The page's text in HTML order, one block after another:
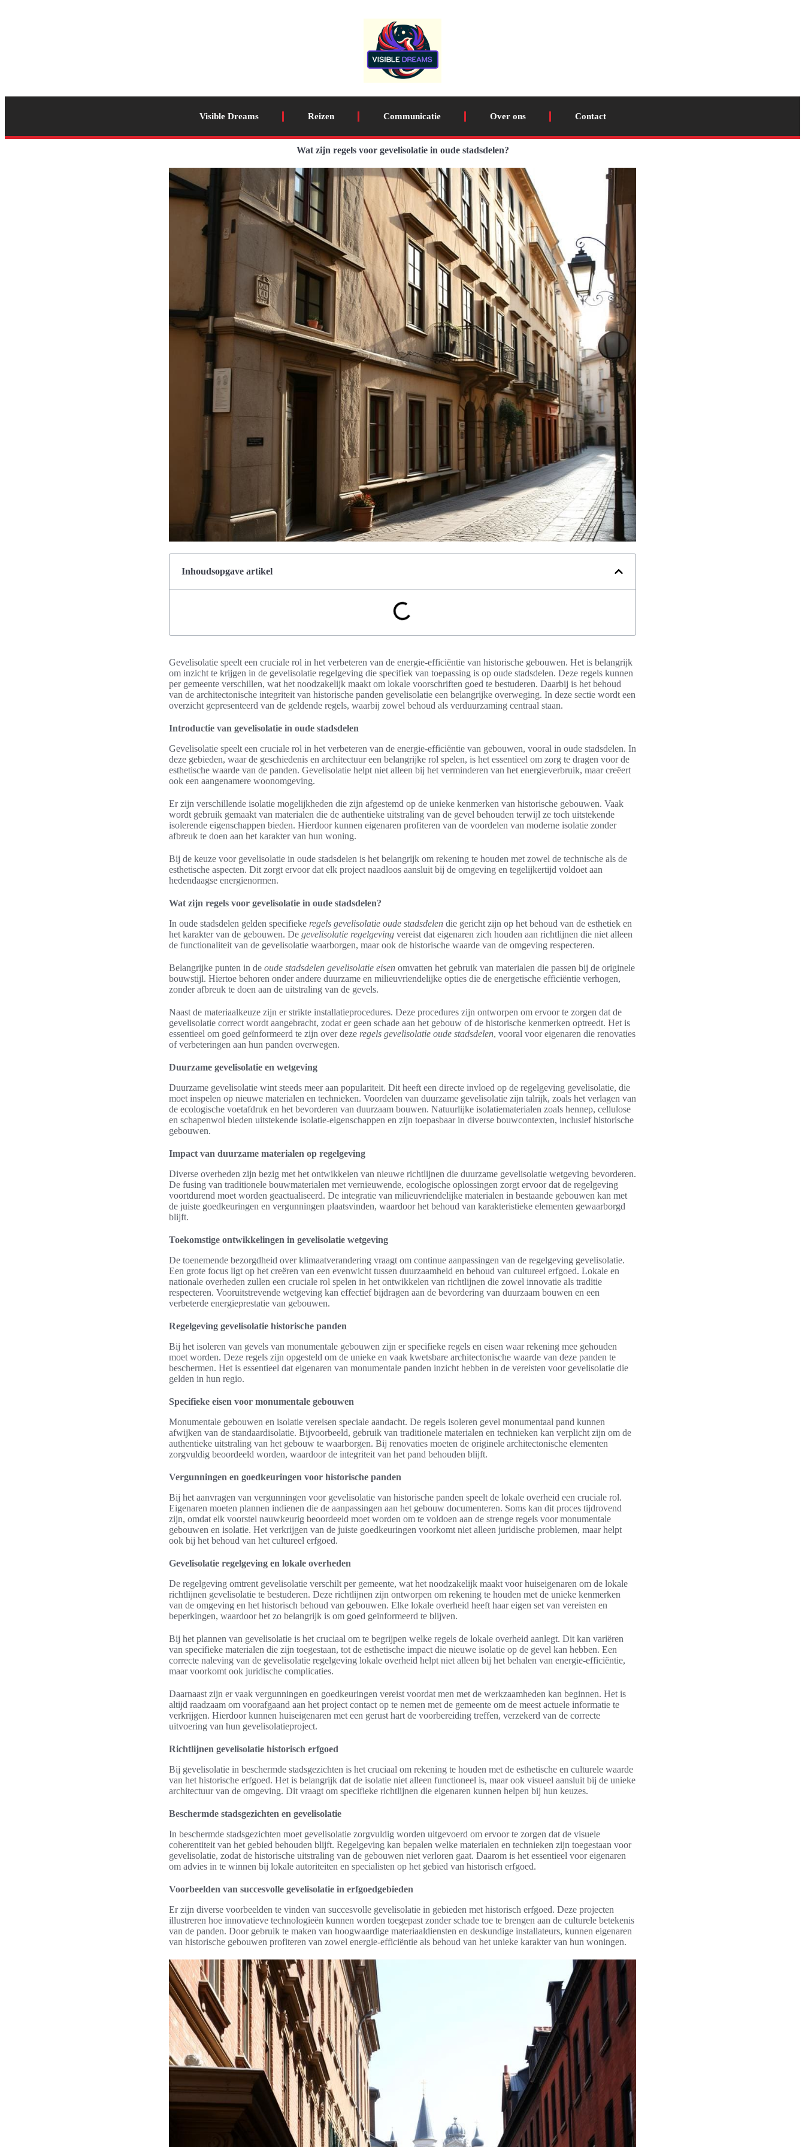
Visible Dreams Reizen Communicatie Over ons Contact
Wat zijn regels voor gevelisolatie in oude stadsdelen?
Inhoudsopgave artikel
Gevelisolatie speelt een cruciale rol in het verbeteren van de energie-efficiëntie van historische gebouwen. Het is belangrijk
om inzicht te krijgen in de gevelisolatie regelgeving die specifiek van toepassing is op oude stadsdelen. Deze regels kunnen
per gemeente verschillen, wat het noodzakelijk maakt om lokale voorschriften goed te bestuderen. Daarbij is het behoud
van de architectonische integriteit van historische panden gevelisolatie een belangrijke overweging. In deze sectie wordt een
overzicht gepresenteerd van de geldende regels, waarbij zowel behoud als verduurzaming centraal staan.
Introductie van gevelisolatie in oude stadsdelen
Gevelisolatie speelt een cruciale rol in het verbeteren van de energie-efficiëntie van gebouwen, vooral in oude stadsdelen. In
deze gebieden, waar de geschiedenis en architectuur een belangrijke rol spelen, is het essentieel om zorg te dragen voor de
esthetische waarde van de panden. Gevelisolatie helpt niet alleen bij het verminderen van het energieverbruik, maar creëert
ook een aangenamere woonomgeving.
Er zijn verschillende isolatie mogelijkheden die zijn afgestemd op de unieke kenmerken van historische gebouwen. Vaak
wordt gebruik gemaakt van materialen die de authentieke uitstraling van de gevel behouden terwijl ze toch uitstekende
isolerende eigenschappen bieden. Hierdoor kunnen eigenaren profiteren van de voordelen van moderne isolatie zonder
afbreuk te doen aan het karakter van hun woning.
Bij de keuze voor gevelisolatie in oude stadsdelen is het belangrijk om rekening te houden met zowel de technische als de
esthetische aspecten. Dit zorgt ervoor dat elk project naadloos aansluit bij de omgeving en tegelijkertijd voldoet aan
hedendaagse energienormen.
Wat zijn regels voor gevelisolatie in oude stadsdelen?
In oude stadsdelen gelden specifieke regels gevelisolatie oude stadsdelen die gericht zijn op het behoud van de esthetiek en
het karakter van de gebouwen. De gevelisolatie regelgeving vereist dat eigenaren zich houden aan richtlijnen die niet alleen
de functionaliteit van de gevelisolatie waarborgen, maar ook de historische waarde van de omgeving respecteren.
Belangrijke punten in de oude stadsdelen gevelisolatie eisen omvatten het gebruik van materialen die passen bij de originele
bouwstijl. Hiertoe behoren onder andere duurzame en milieuvriendelijke opties die de energetische efficiëntie verhogen,
zonder afbreuk te doen aan de uitstraling van de gevels.
Naast de materiaalkeuze zijn er strikte installatieprocedures. Deze procedures zijn ontworpen om ervoor te zorgen dat de
gevelisolatie correct wordt aangebracht, zodat er geen schade aan het gebouw of de historische kenmerken optreedt. Het is
essentieel om goed geïnformeerd te zijn over deze regels gevelisolatie oude stadsdelen, vooral voor eigenaren die renovaties
of verbeteringen aan hun panden overwegen.
Duurzame gevelisolatie en wetgeving
Duurzame gevelisolatie wint steeds meer aan populariteit. Dit heeft een directe invloed op de regelgeving gevelisolatie, die
moet inspelen op nieuwe materialen en technieken. Voordelen van duurzame gevelisolatie zijn talrijk, zoals het verlagen van
de ecologische voetafdruk en het bevorderen van duurzaam bouwen. Natuurlijke isolatiematerialen zoals hennep, cellulose
en schapenwol bieden uitstekende isolatie-eigenschappen en zijn toepasbaar in diverse bouwcontexten, inclusief historische
gebouwen.
Impact van duurzame materialen op regelgeving
Diverse overheden zijn bezig met het ontwikkelen van nieuwe richtlijnen die duurzame gevelisolatie wetgeving bevorderen.
De fusing van traditionele bouwmaterialen met vernieuwende, ecologische oplossingen zorgt ervoor dat de regelgeving
voortdurend moet worden geactualiseerd. De integratie van milieuvriendelijke materialen in bestaande gebouwen kan met
de juiste goedkeuringen en vergunningen plaatsvinden, waardoor het behoud van karakteristieke elementen gewaarborgd
blijft.
Toekomstige ontwikkelingen in gevelisolatie wetgeving
De toenemende bezorgdheid over klimaatverandering vraagt om continue aanpassingen van de regelgeving gevelisolatie.
Een grote focus ligt op het creëren van een evenwicht tussen duurzaamheid en behoud van cultureel erfgoed. Lokale en
nationale overheden zullen een cruciale rol spelen in het ontwikkelen van richtlijnen die zowel innovatie als traditie
respecteren. Vooruitstrevende wetgeving kan effectief bijdragen aan de bevordering van duurzaam bouwen en een
verbeterde energieprestatie van gebouwen.
Regelgeving gevelisolatie historische panden
Bij het isoleren van gevels van monumentale gebouwen zijn er specifieke regels en eisen waar rekening mee gehouden
moet worden. Deze regels zijn opgesteld om de unieke en vaak kwetsbare architectonische waarde van deze panden te
beschermen. Het is essentieel dat eigenaren van monumentale panden inzicht hebben in de vereisten voor gevelisolatie die
gelden in hun regio.
Specifieke eisen voor monumentale gebouwen
Monumentale gebouwen en isolatie vereisen speciale aandacht. De regels isoleren gevel monumentaal pand kunnen
afwijken van de standaardisolatie. Bijvoorbeeld, gebruik van traditionele materialen en technieken kan verplicht zijn om de
authentieke uitstraling van het gebouw te waarborgen. Bij renovaties moeten de originele architectonische elementen
zorgvuldig beoordeeld worden, waardoor de integriteit van het pand behouden blijft.
Vergunningen en goedkeuringen voor historische panden
Bij het aanvragen van vergunningen voor gevelisolatie van historische panden speelt de lokale overheid een cruciale rol.
Eigenaren moeten plannen indienen die de aanpassingen aan het gebouw documenteren. Soms kan dit proces tijdrovend
zijn, omdat elk voorstel nauwkeurig beoordeeld moet worden om te voldoen aan de strenge regels voor monumentale
gebouwen en isolatie. Het verkrijgen van de juiste goedkeuringen voorkomt niet alleen juridische problemen, maar helpt
ook bij het behoud van het cultureel erfgoed.
Gevelisolatie regelgeving en lokale overheden
De regelgeving omtrent gevelisolatie verschilt per gemeente, wat het noodzakelijk maakt voor huiseigenaren om de lokale
richtlijnen gevelisolatie te bestuderen. Deze richtlijnen zijn ontworpen om rekening te houden met de unieke kenmerken
van de omgeving en het historisch behoud van gebouwen. Elke lokale overheid heeft haar eigen set van vereisten en
beperkingen, waardoor het zo belangrijk is om goed geïnformeerd te blijven.
Bij het plannen van gevelisolatie is het cruciaal om te begrijpen welke regels de lokale overheid aanlegt. Dit kan variëren
van specifieke materialen die zijn toegestaan, tot de esthetische impact die nieuwe isolatie op de gevel kan hebben. Een
correcte naleving van de gevelisolatie regelgeving lokale overheid helpt niet alleen bij het behalen van energie-efficiëntie,
maar voorkomt ook juridische complicaties.
Daarnaast zijn er vaak vergunningen en goedkeuringen vereist voordat men met de werkzaamheden kan beginnen. Het is
altijd raadzaam om voorafgaand aan het project contact op te nemen met de gemeente om de meest actuele informatie te
verkrijgen. Hierdoor kunnen huiseigenaren met een gerust hart de voorbereiding treffen, verzekerd van de correcte
uitvoering van hun gevelisolatieproject.
Richtlijnen gevelisolatie historisch erfgoed
Bij gevelisolatie in beschermde stadsgezichten is het cruciaal om rekening te houden met de esthetische en culturele waarde
van het historische erfgoed. Het is belangrijk dat de isolatie niet alleen functioneel is, maar ook visueel aansluit bij de unieke
architectuur van de omgeving. Dit vraagt om specifieke richtlijnen die eigenaren kunnen helpen bij hun keuzes.
Beschermde stadsgezichten en gevelisolatie
In beschermde stadsgezichten moet gevelisolatie zorgvuldig worden uitgevoerd om ervoor te zorgen dat de visuele
coherentiteit van het gebied behouden blijft. Regelgeving kan bepalen welke materialen en technieken zijn toegestaan voor
gevelisolatie, zodat de historische uitstraling van de gebouwen niet verloren gaat. Daarom is het essentieel voor eigenaren
om advies in te winnen bij lokale autoriteiten en specialisten op het gebied van historisch erfgoed.
Voorbeelden van succesvolle gevelisolatie in erfgoedgebieden
Er zijn diverse voorbeelden te vinden van succesvolle gevelisolatie in gebieden met historisch erfgoed. Deze projecten
illustreren hoe innovatieve technologieën kunnen worden toegepast zonder schade toe te brengen aan de culturele betekenis
van de panden. Door gebruik te maken van hoogwaardige materiaaldiensten en deskundige installateurs, kunnen eigenaren
van historische gebouwen profiteren van zowel energie-efficiëntie als behoud van het unieke karakter van hun woningen.